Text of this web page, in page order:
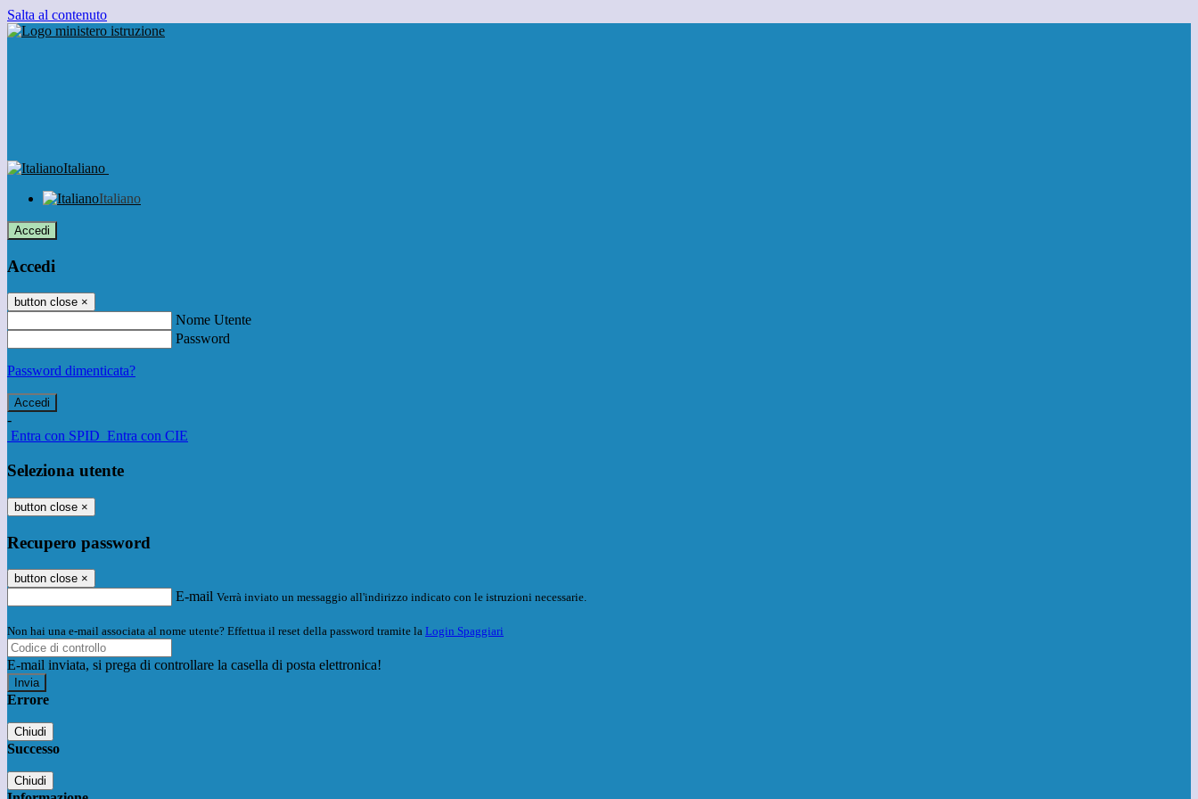
Salta al contenuto
Italiano
Italiano
Accedi
Accedi
button close ×
Nome Utente
Password
Password dimenticata?
-
Entra con SPID Entra con CIE
Seleziona utente
button close ×
Recupero password
button close ×
E-mail Verrà inviato un messaggio all'indirizzo indicato con le istruzioni necessarie.
Non hai una e-mail associata al nome utente? Effettua il reset della password tramite la Login Spaggiari
E-mail inviata, si prega di controllare la casella di posta elettronica!
Errore
Chiudi
Successo
Chiudi